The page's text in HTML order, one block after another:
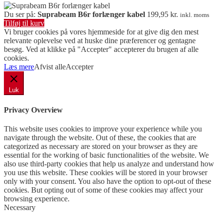
Du ser på: Suprabeam B6r forlænger kabel 199,95 kr. inkl. moms
Tilføj til kurv
Vi bruger cookies på vores hjemmeside for at give dig den mest
relevante oplevelse ved at huske dine præferencer og gentagne
besøg. Ved at klikke på "Accepter" accepterer du brugen af ​​alle
cookies.
Læs mereAfvist alleAccepter
Luk
Privacy Overview
This website uses cookies to improve your experience while you
navigate through the website. Out of these, the cookies that are
categorized as necessary are stored on your browser as they are
essential for the working of basic functionalities of the website. We
also use third-party cookies that help us analyze and understand how
you use this website. These cookies will be stored in your browser
only with your consent. You also have the option to opt-out of these
cookies. But opting out of some of these cookies may affect your
browsing experience.
Necessary